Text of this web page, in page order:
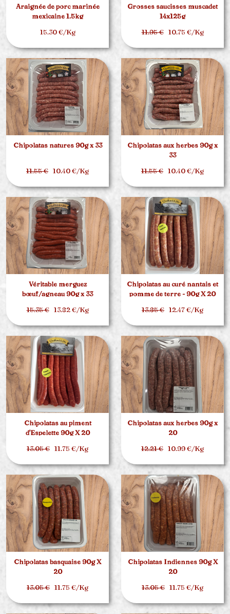
Araignée de porc marinée
mexicaine 1.5kg
15.30 €/Kg
Grosses saucisses muscadet
14x125g
11.95 €10.75 €/Kg
Chipolatas natures 90g x 33
11.55 € 10.40 €/Kg
Chipolatas aux herbes 90g x
33
11.55 € 10.40 €/Kg
Véritable merguez
bœuf/agneau 90g x 33
15.35 €13.82 €/Kg
Chipolatas au curé nantais et
pomme de terre - 90g X 20
13.85 € 12.47 €/Kg
Chipolatas au piment
d'Espelette 90g X 20
13.05 € 11.75 €/Kg
Chipolatas aux herbes 90g x
20
12.21 € 10.99 €/Kg
Chipolatas basquaise 90g X
20
13.05 € 11.75 €/Kg
Chipolatas Indiennes 90g X
20
13.05 € 11.75 €/Kg